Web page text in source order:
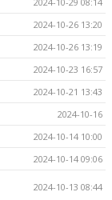
2024-10-26 13:20
2024-10-26 13:19
2024-10-23 16:57
2024-10-21 13:43
2024-10-16
2024-10-14 10:00
2024-10-14 09:06
2024-10-13 08:44